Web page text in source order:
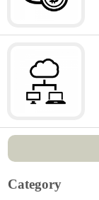
Category